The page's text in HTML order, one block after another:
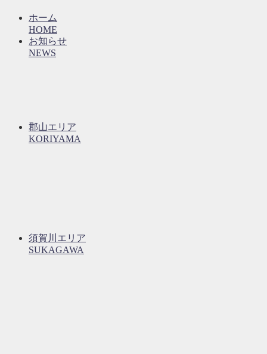
ホーム
HOME
お知らせ
NEWS
郡山エリア
KORIYAMA
須賀川エリア
SUKAGAWA